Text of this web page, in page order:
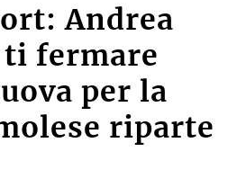
Andrea
ti fermare
per la
riparte